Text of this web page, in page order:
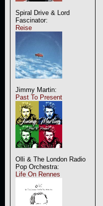
Spiral Drive & Lord
Fascinator:
Reise
Jimmy Martin:
Past To Present
Olli & The London Radio
Pop Orchestra:
Life On Rennes